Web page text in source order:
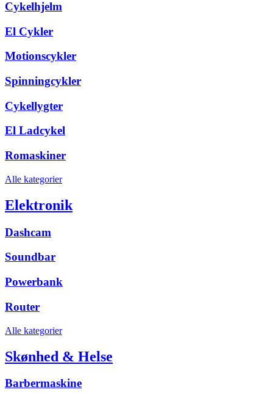
Cykelhjelm
El Cykler
Motionscykler
Spinningcykler
Cykellygter
El Ladcykel
Romaskiner
Alle kategorier
Elektronik
Dashcam
Soundbar
Powerbank
Router
Alle kategorier
Skønhed & Helse
Barbermaskine